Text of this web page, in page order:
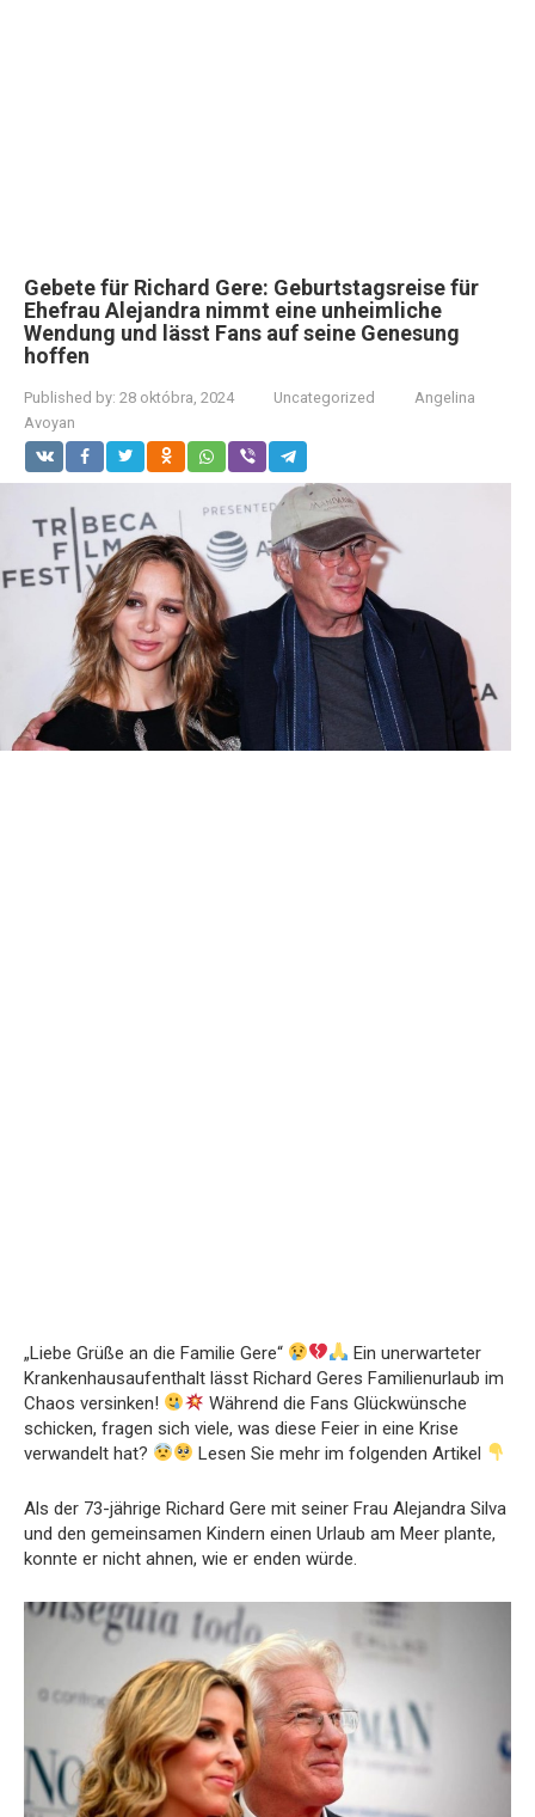
Gebete für Richard Gere: Geburtstagsreise für
Ehefrau Alejandra nimmt eine unheimliche
Wendung und lässt Fans auf seine Genesung
hoffen
Published by: 28 októbra, 2024 Uncategorized
Angelina
Avoyan
„Liebe Grüße an die Familie Gere“
Ein unerwarteter
Krankenhausaufenthalt lässt Richard Geres Familienurlaub im
Chaos versinken!
Während die Fans Glückwünsche
schicken, fragen sich viele, was diese Feier in eine Krise
verwandelt hat?
Lesen Sie mehr im folgenden Artikel
Als der 73-jährige Richard Gere mit seiner Frau Alejandra Silva
und den gemeinsamen Kindern einen Urlaub am Meer plante,
konnte er nicht ahnen, wie er enden würde.